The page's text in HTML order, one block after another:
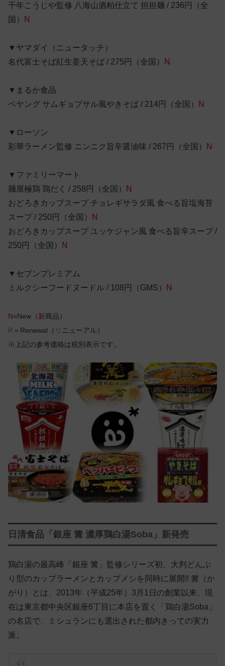
千年こうじや監修 八海山酒粕仕立て 担担麺 / 236円（全
国）
N
▼ヤマダイ（ニュータッチ）
名代富士そば紅生姜天そば / 275円（全国）
N
▼まるか食品
ペヤング サムギョプサル風やきそば / 214円（全国）
N
▼ローソン
彩華ラーメン監修 ニンニク旨辛醤油味 / 267円（全国）
N
▼ファミリーマート
麺屋極鶏 鶏だく / 258円（全国）
N
おどろきカップスープ チョレギサラダ風 食べる旨塩海苔
スープ / 250円（全国）
N
おどろきカップスープ ユッケジャン風 食べる旨辛スープ /
250円（全国）
N
▼セブンプレミアム
ミルクシーフードヌードル / 108円（GMS）
N
N=New（新商品）
R ＝Renewal（ リ ニューアル）
※上記の参考価格は税別表示です。
日清食品「銀座 篝 濃厚鶏白湯Soba」新発売
鶏白湯の最高峰「銀座 篝」監修シリーズ初、大判どんぶ
り型のカップラーメンとカップメシを同時に展開!! 篝（か
がり）とは、2013年（平成25年）3月1日の創業以来、現
在は東京都中央区銀座6丁目に本店を置く「鶏白湯Soba」
の名店で、ミシュランにも選出された都内きっての実力
派。